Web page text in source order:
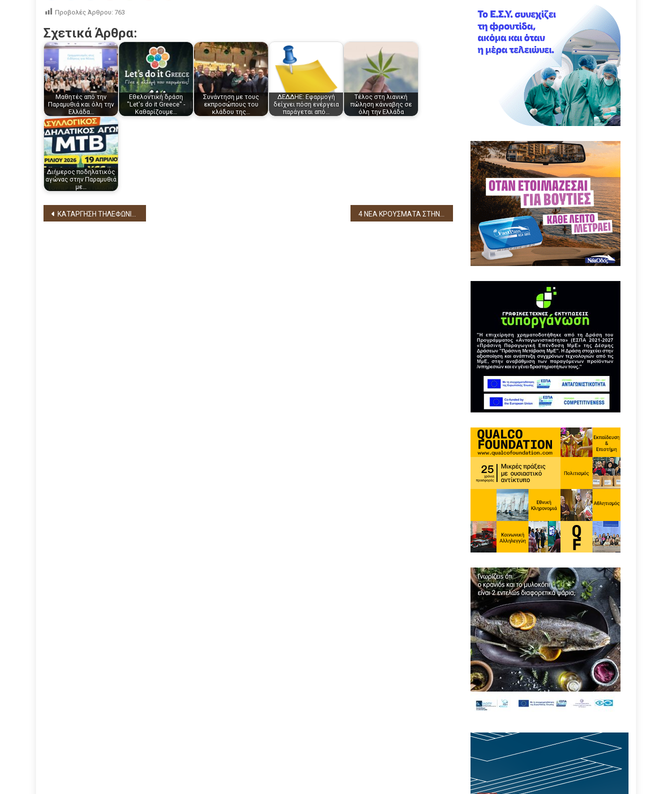
Προβολές Άρθρου: 763
Σχετικά Άρθρα:
Μαθητές από την
Παραμυθιά και όλη την
Ελλάδα…
Eθελοντική δράση
"Let's do it Greece" -
Καθαρίζουμε…
Συνάντηση με τους
εκπροσώπους του
κλάδου της…
ΔΕΔΔΗΕ: Εφαρμογή
δείχνει πόση ενέργεια
παράγεται από…
Τέλος στη λιανική
πώληση κάνναβης σε
όλη την Ελλάδα
Διήμερος ποδηλατικός
αγώνας στην Παραμυθιά
με…
Πλοήγηση
ΚΑΤΑΡΓΗΣΗ ΤΗΛΕΦΩΝΙΚΩΝ ΓΡΑΜΜΩΝ ΚΤΕΟ